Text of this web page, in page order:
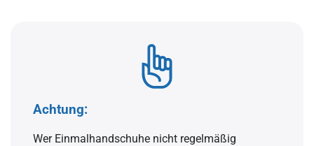
Achtung:
Wer Einmalhandschuhe nicht regelmäßig